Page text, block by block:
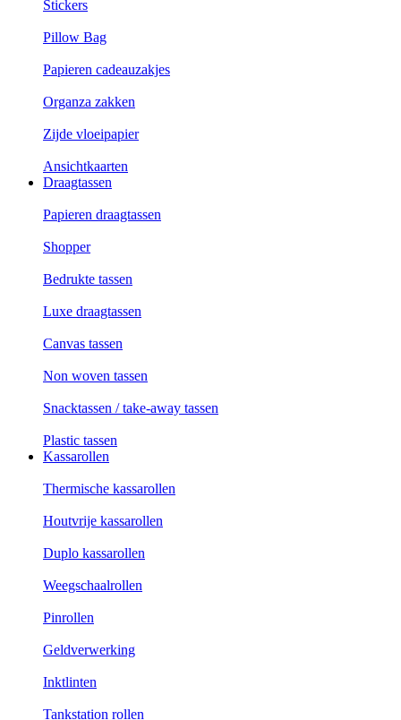
Stickers
Pillow Bag
Papieren cadeauzakjes
Organza zakken
Zijde vloeipapier
Ansichtkaarten
Draagtassen
Papieren draagtassen
Shopper
Bedrukte tassen
Luxe draagtassen
Canvas tassen
Non woven tassen
Snacktassen / take-away tassen
Plastic tassen
Kassarollen
Thermische kassarollen
Houtvrije kassarollen
Duplo kassarollen
Weegschaalrollen
Pinrollen
Geldverwerking
Inktlinten
Tankstation rollen